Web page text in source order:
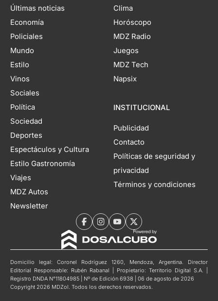
Últimas noticias
Economía
Policiales
Mundo
Estilo
Vinos
Sociales
Política
Sociedad
Deportes
Espectáculos y Cultura
Estilo Gastronomía
Viajes
MDZ Autos
Newsletter
Clima
Horóscopo
MDZ Radio
Juegos
MDZ Tech
Napsix
INSTITUCIONAL
Publicidad
Contacto
Políticas de seguridad y
privacidad
Términos y condiciones
Domicilio legal: Coronel Rodríguez 1260, Mendoza, Argentina. Director
Editorial Responsable: Rubén Rabanal | Propietario: Territorio Digital S.A. |
Registro DNDA N°11804985 | Nº de Edición 6938 | 06 de agosto de 2026
Copyright 2026 MDZol. Todos los derechos reservados.